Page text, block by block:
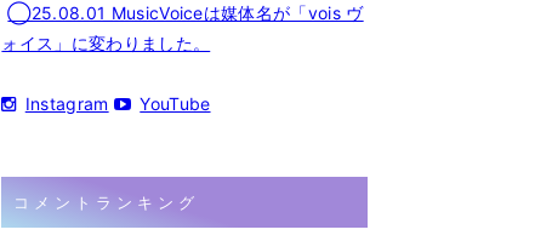
◯25.08.01 MusicVoiceは媒体名が「vois ヴ
ォイス」に変わりました。
Instagram YouTube
コメントランキング